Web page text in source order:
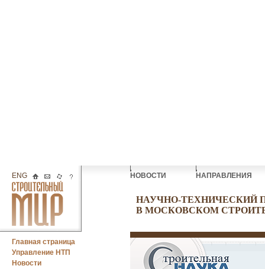
ENG НОВОСТИ НАПРАВЛЕНИЯ
НАУЧНО-ТЕХНИЧЕСКИЙ
В МОСКОВСКОМ
Главная страница
Управление НТП
Новости